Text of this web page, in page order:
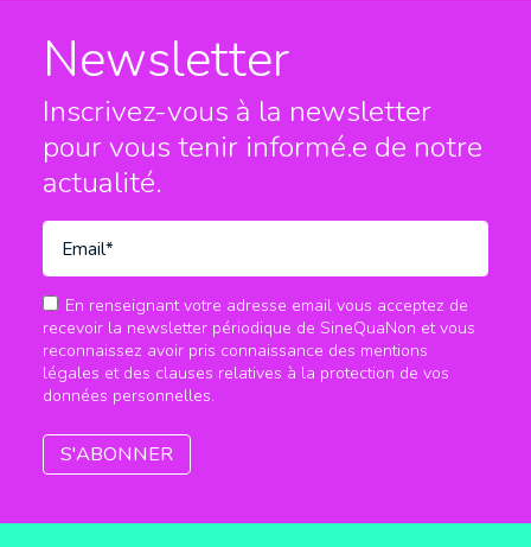
Newsletter
Inscrivez-vous à la newsletter
pour vous tenir informé.e de notre
actualité.
En renseignant votre adresse email vous acceptez de
recevoir la newsletter périodique de SineQuaNon et vous
reconnaissez avoir pris connaissance des mentions
légales et des clauses relatives à la protection de vos
données personnelles.